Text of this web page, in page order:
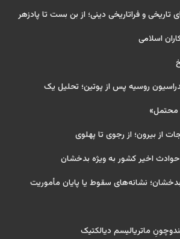
تاریخی و فراتاریخی دینی؛ از بن بست تا پادزهر
اسلامی
روسیه پس از پوتین؛ تحلیل یک
محتمل»
از بیرون؛ از رجوی تا پهلوی
حوادث اخیر کشور به ویژه بدخشان
نشانه‌های سقوط یا پایان مأموریت
ماتریالیسم دیالکتیک